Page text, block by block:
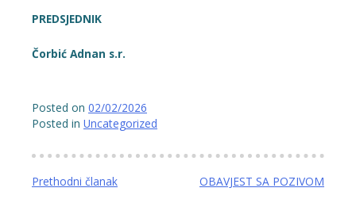
PREDSJEDNIK
Čorbić Adnan s.r.
Posted on 02/02/2026
Posted in Uncategorized
Navigacija
Prethodni članak OBAVJEST SA POZIVOM